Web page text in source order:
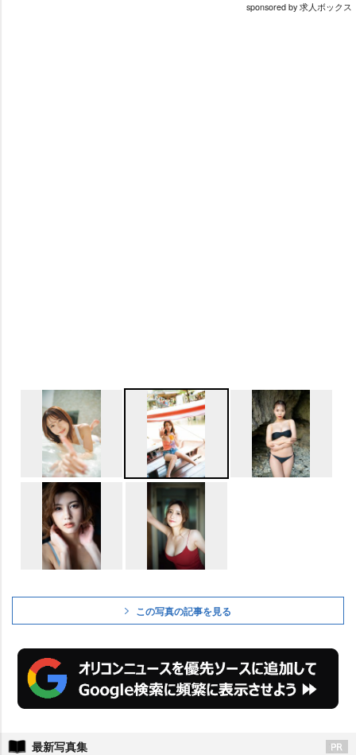
sponsored by 求人ボックス
この写真の記事を見る
最新写真集